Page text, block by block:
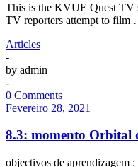
This is the KVUE Quest TV
TV reporters attempt to film
Articles
-
by admin
-
0 Comments
Fevereiro 28, 2021
8.3: momento Orbital
objectivos de aprendizagem